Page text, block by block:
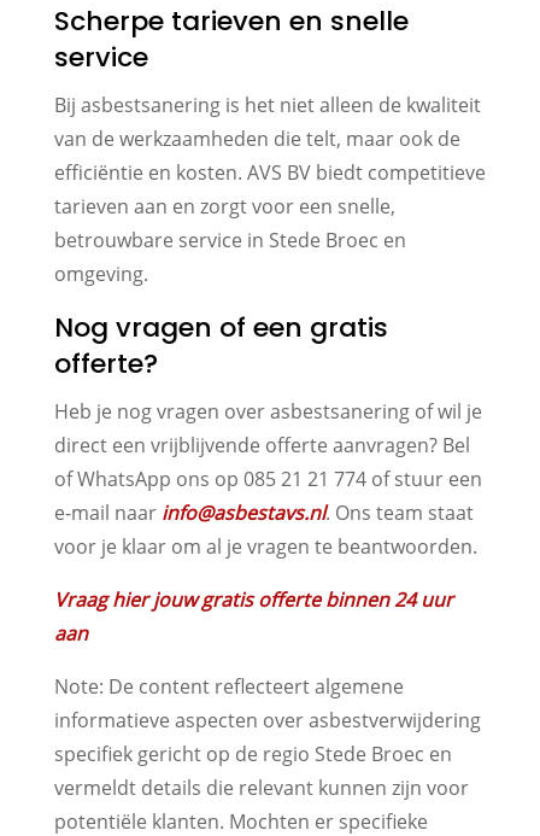
Scherpe tarieven en snelle
service
Bij asbestsanering is het niet alleen de kwaliteit
van de werkzaamheden die telt, maar ook de
efficiëntie en kosten. AVS BV biedt competitieve
tarieven aan en zorgt voor een snelle,
betrouwbare service in Stede Broec en
omgeving.
Nog vragen of een gratis
offerte?
Heb je nog vragen over asbestsanering of wil je
direct een vrijblijvende offerte aanvragen? Bel
of WhatsApp ons op 085 21 21 774 of stuur een
e-mail naar info@asbestavs.nl. Ons team staat
voor je klaar om al je vragen te beantwoorden.
Vraag hier jouw gratis offerte binnen 24 uur
aan
Note: De content reflecteert algemene
informatieve aspecten over asbestverwijdering
specifiek gericht op de regio Stede Broec en
vermeldt details die relevant kunnen zijn voor
potentiële klanten. Mochten er specifieke